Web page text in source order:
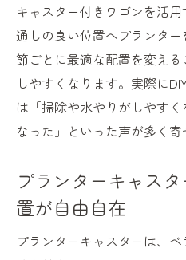
キャスター付きワゴンを活
通しの良い位置へプランタ
節ごとに最適な配置を変え
しやすくなります。実際に
は「掃除や水やりがしやす
なった」といった声が多く寄
プランターキャス
置が自由自在
プランターキャスターは、